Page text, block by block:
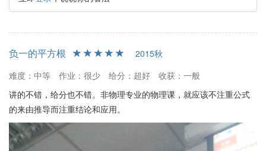
负一的平方根
2015秋
难度：中等
作业：很少 给分：超好
收获：一般
讲的不错，给分也不错。非物理专业的物理课，就应该不注重公式
的来由推导而注重结论和应用。